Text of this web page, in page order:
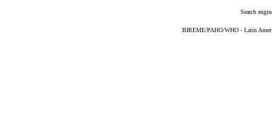
Search
BIREME/PAHO/WHO - Latin